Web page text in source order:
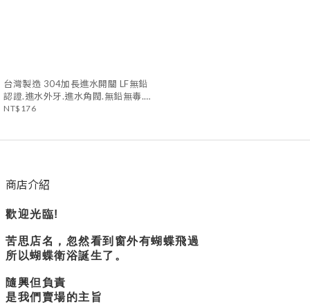
台灣製造 304加長進水開關 LF無鉛
認證.進水外牙.進水角閥.無鉛無毒.
飲水用
NT$176
商店介紹
歡迎光臨!
苦思店名，忽然看到窗外有蝴蝶飛過
所以蝴蝶衛浴誕生了。
隨興但負責
是我們賣場的主旨